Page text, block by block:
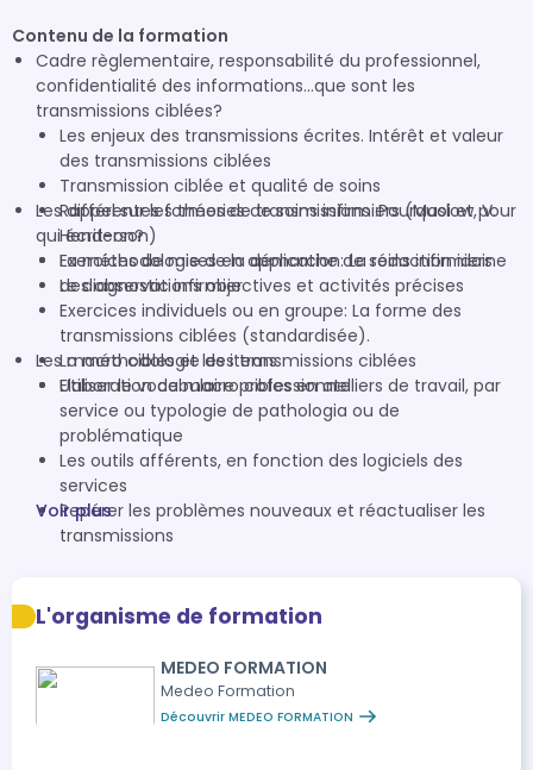
Contenu de la formation
Cadre règlementaire, responsabilité du professionnel,
confidentialité des informations...que sont les
transmissions ciblées?
Les enjeux des transmissions écrites. Intérêt et valeur
des transmissions ciblées
Transmission ciblée et qualité de soins
Rappel sur les théories de soins infirmiers (Maslow, V.
Henderson)
La méthodologie de la démarche de soins infirmiers
Le diagnostic infirmier
Les différentes formes de transmissions :Pourquoi et pour
qui écrit-on?
Exercices de mises en application: La rédaction idoine
des observations objectives et activités précises
Exercices individuels ou en groupe: La forme des
transmissions ciblées (standardisée).
La méthodologie des transmissions ciblées
Utiliser le vocabulaire professionnel
Les macro cibles et les items
Elaboration de macro cibles en ateliers de travail, par
service ou typologie de pathologia ou de
problématique
Les outils afférents, en fonction des logiciels des
services
Repérer les problèmes nouveaux et réactualiser les
transmissions
Voir plus
L'organisme de formation
MEDEO FORMATION
Medeo Formation
Découvrir MEDEO FORMATION